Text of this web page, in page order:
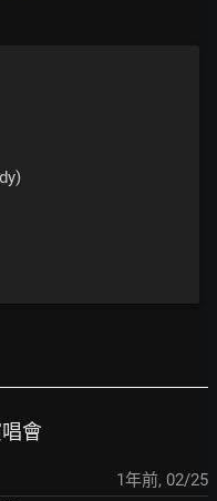
會
1年前, 02/25